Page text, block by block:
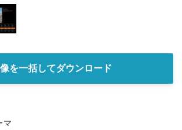
を一括してダウンロード
マ